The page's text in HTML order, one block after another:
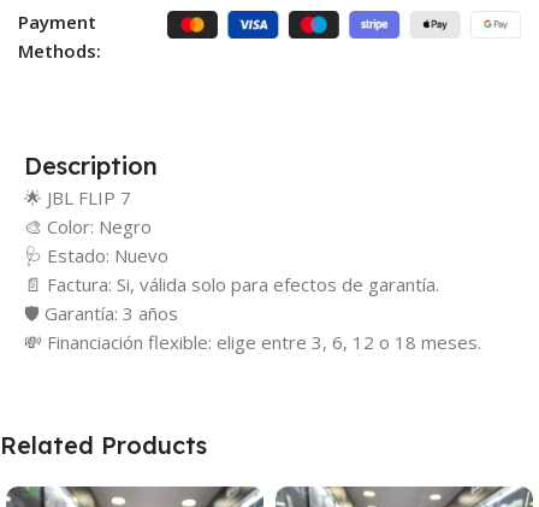
Payment
Methods:
Description
🌟 JBL FLIP 7
🎨 Color: Negro
🩺 Estado: Nuevo
📄 Factura: Si, válida solo para efectos de garantía.
🛡️ Garantía: 3 años
💸 Financiación flexible: elige entre 3, 6, 12 o 18 meses.
Related Products